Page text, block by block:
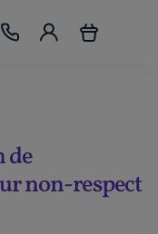
de
non-respect